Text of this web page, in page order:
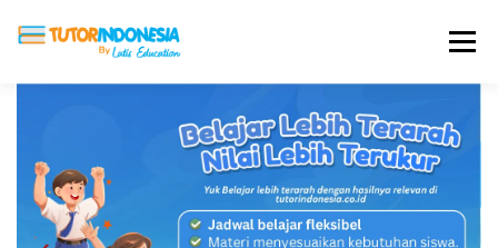
Menu
ABOUT US JADI PENGAJAR
BIAYA LES TESTIMONI PROFIL ALUMNI